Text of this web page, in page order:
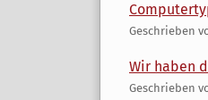
Geschrieben
Wir haben
Geschrieben